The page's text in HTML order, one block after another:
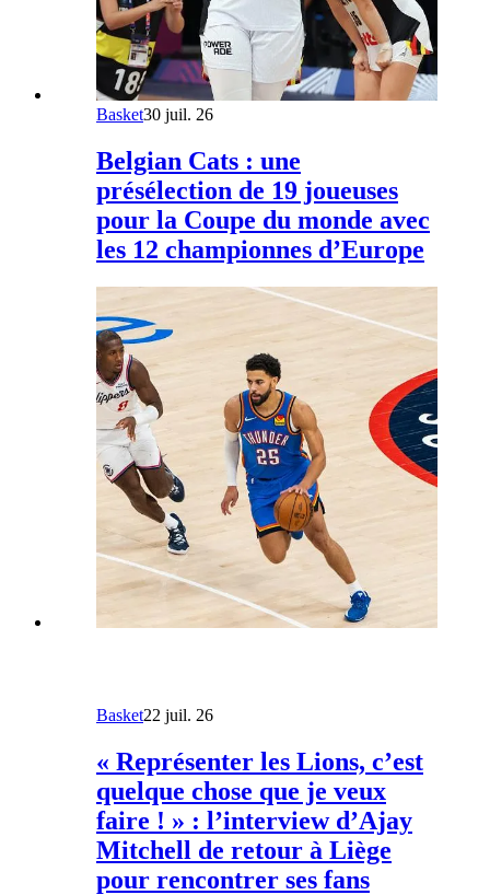
Basket30 juil. 26
Belgian Cats : une
présélection de 19 joueuses
pour la Coupe du monde avec
les 12 championnes d’Europe
Basket22 juil. 26
« Représenter les Lions, c’est
quelque chose que je veux
faire ! » : l’interview d’Ajay
Mitchell de retour à Liège
pour rencontrer ses fans